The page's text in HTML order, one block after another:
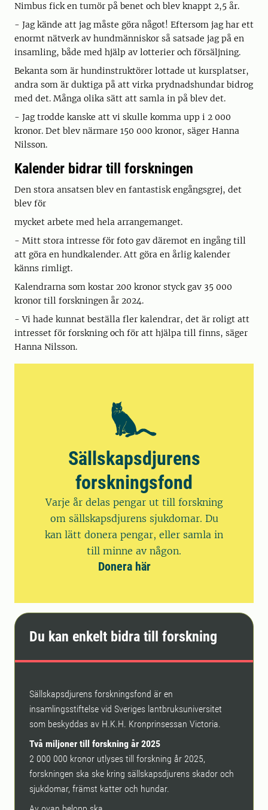
Nimbus fick en tumör på benet och blev knappt 2,5 år.
- Jag kände att jag måste göra något! Eftersom jag har ett
enormt nätverk av hundmänniskor så satsade jag på en
insamling, både med hjälp av lotterier och försäljning.
Bekanta som är hundinstruktörer lottade ut kursplatser,
andra som är duktiga på att virka prydnadshundar bidrog
med det. Många olika sätt att samla in på blev det.
- Jag trodde kanske att vi skulle komma upp i 2 000
kronor. Det blev närmare 150 000 kronor, säger Hanna
Nilsson.
Kalender bidrar till forskningen
Den stora ansatsen blev en fantastisk engångsgrej, det
blev för
mycket arbete med hela arrangemanget.
- Mitt stora intresse för foto gav däremot en ingång till
att göra en hundkalender. Att göra en årlig kalender
känns rimligt.
Kalendrarna som kostar 200 kronor styck gav 35 000
kronor till forskningen år 2024.
- Vi hade kunnat beställa fler kalendrar, det är roligt att
intresset för forskning och för att hjälpa till finns, säger
Hanna Nilsson.
Sällskapsdjurens
forskningsfond
Varje år delas pengar ut till forskning
om sällskapsdjurens sjukdomar. Du
kan lätt donera pengar, eller samla in
till minne av någon.
Donera här
Du kan enkelt bidra till forskning
Sällskapsdjurens forskningsfond är en
insamlingsstiftelse vid Sveriges lantbruksuniversitet
som beskyddas av H.K.H. Kronprinsessan Victoria.
Två miljoner till forskning år 2025
2 000 000 kronor utlyses till forskning år 2025,
forskningen ska ske kring sällskapsdjurens skador och
sjukdomar, främst katter och hundar.